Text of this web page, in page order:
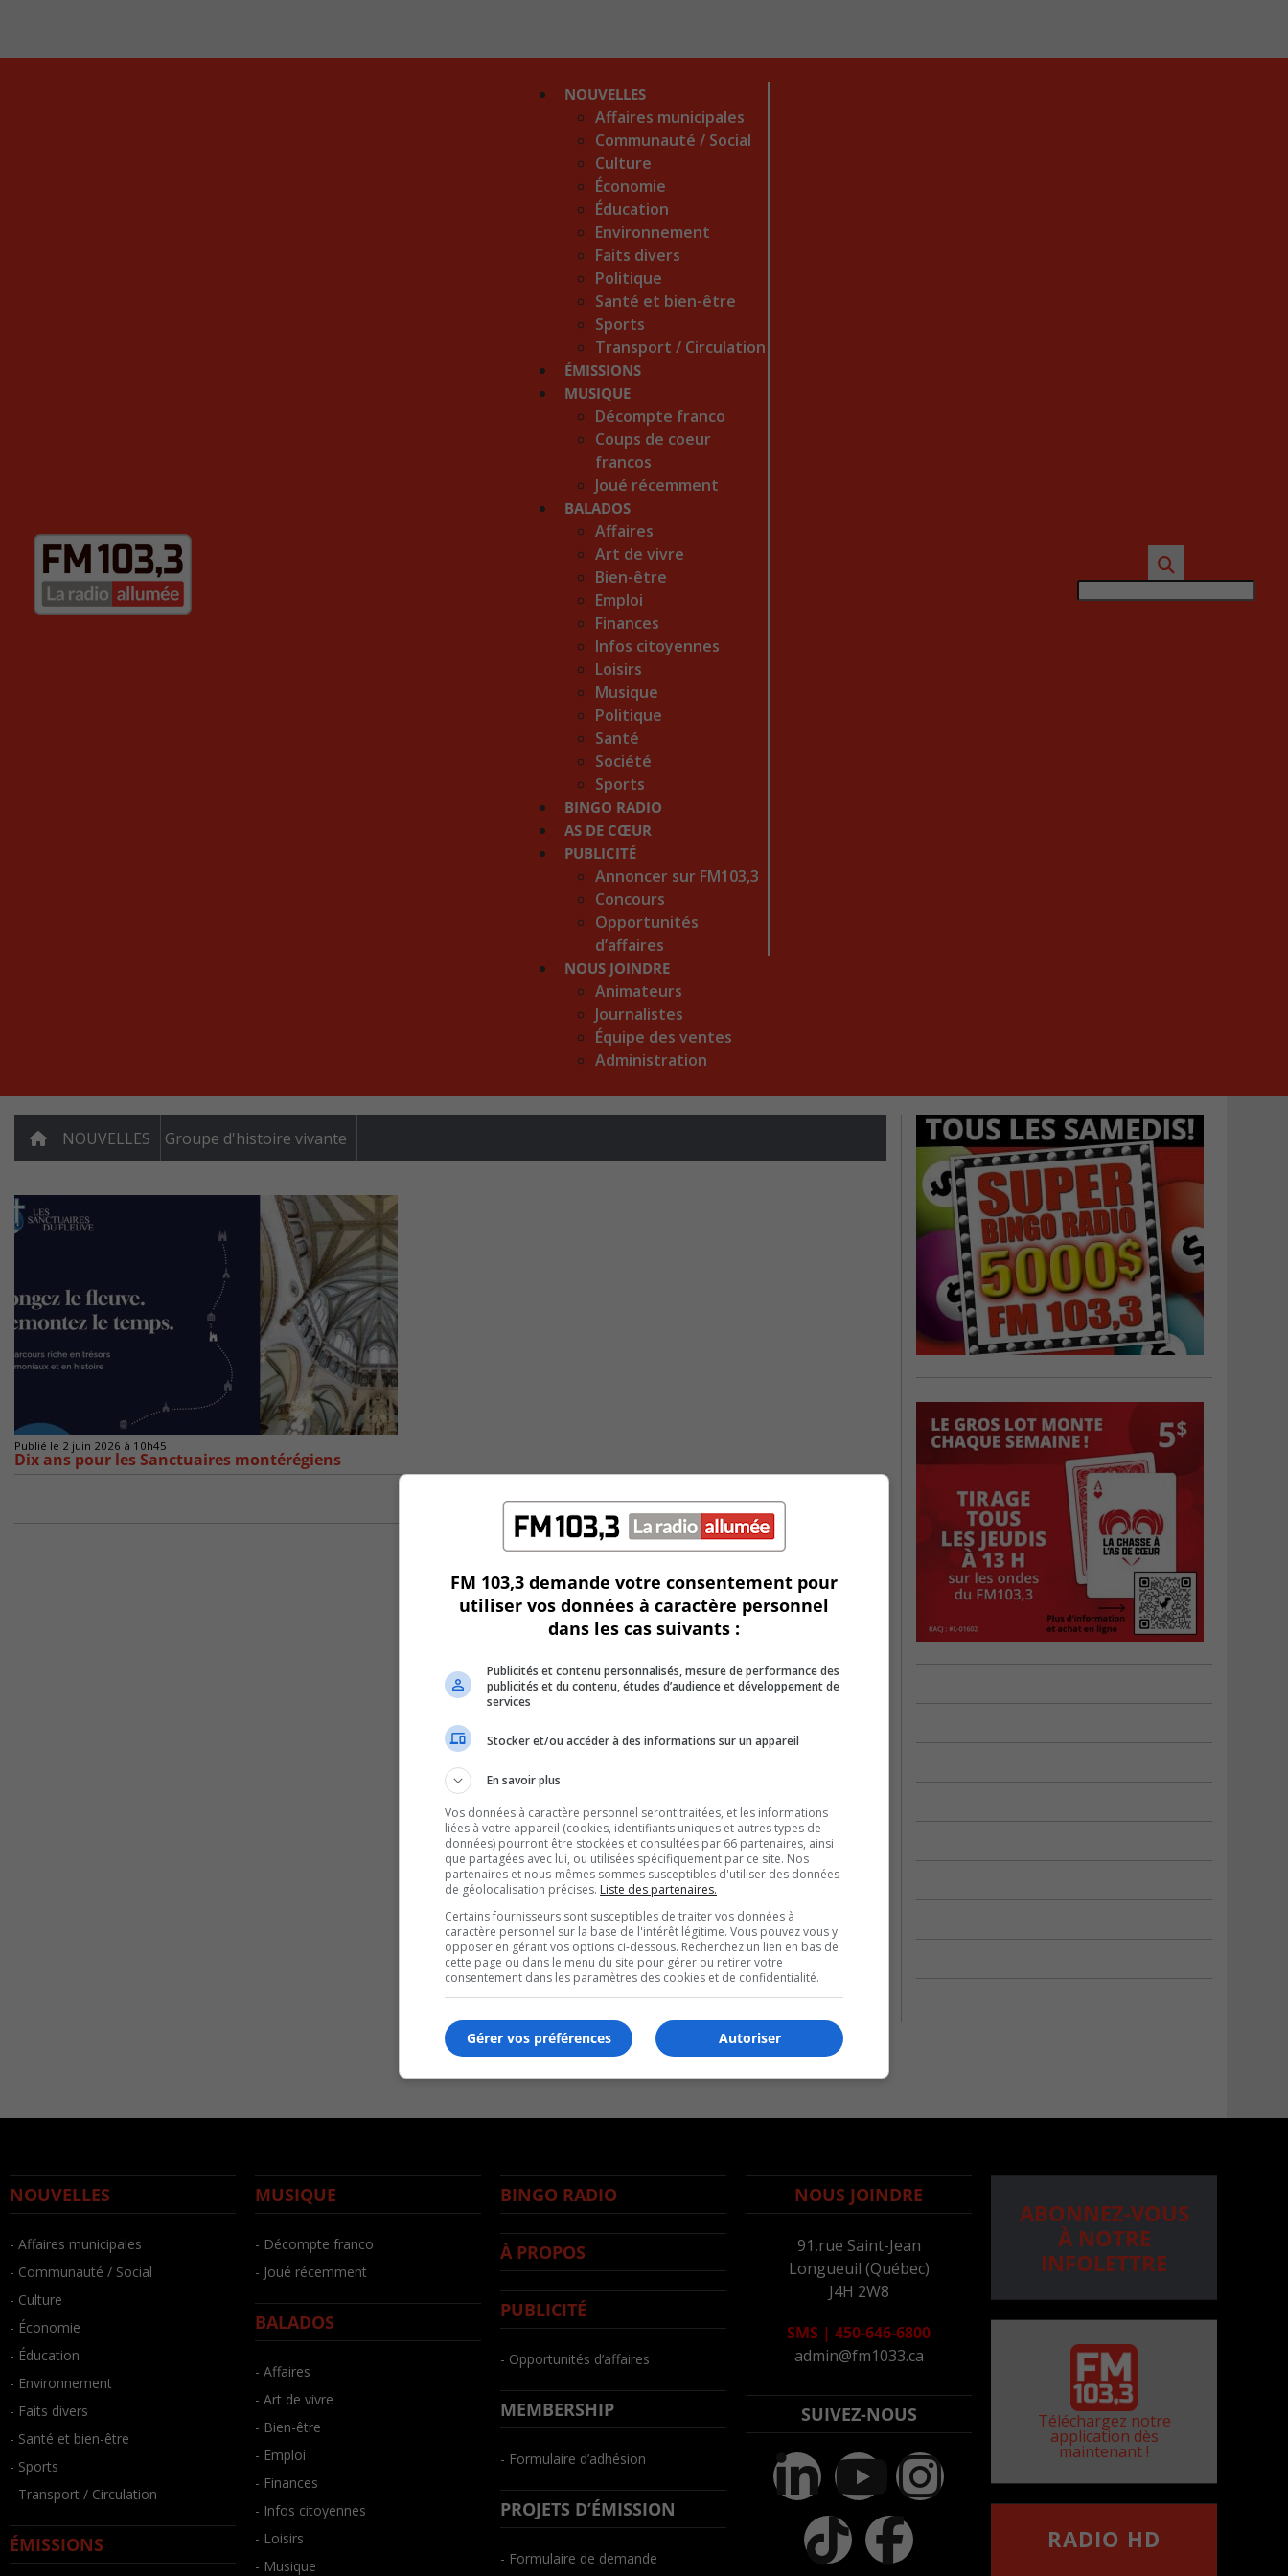
NOUVELLES
Affaires municipales
Communauté / Social
Culture
Économie
Éducation
Environnement
Faits divers
Politique
Santé et bien-être
Sports
Transport / Circulation
ÉMISSIONS
MUSIQUE
Décompte franco
Coups de coeur
francos
Joué récemment
BALADOS
Affaires
Art de vivre
Bien-être
Emploi
Finances
Infos citoyennes
Loisirs
Musique
Politique
Santé
Société
Sports
BINGO RADIO
AS DE CŒUR
PUBLICITÉ
Annoncer sur FM103,3
Concours
Opportunités
d’affaires
NOUS JOINDRE
Animateurs
Journalistes
Équipe des ventes
Administration
NOUVELLES Groupe d'histoire vivante
Publié le 2 juin 2026 à 10h45
Dix ans pour les Sanctuaires montérégiens
NOUVELLES
- Affaires municipales
- Communauté / Social
- Culture
- Économie
- Éducation
- Environnement
- Faits divers
- Santé et bien-être
- Sports
- Transport / Circulation
ÉMISSIONS
MUSIQUE
- Décompte franco
- Joué récemment
BALADOS
- Affaires
- Art de vivre
- Bien-être
- Emploi
- Finances
- Infos citoyennes
- Loisirs
- Musique
BINGO RADIO
À PROPOS
PUBLICITÉ
- Opportunités d’affaires
MEMBERSHIP
- Formulaire d’adhésion
PROJETS D’ÉMISSION
- Formulaire de demande
NOUS JOINDRE
91,rue Saint-Jean
Longueuil (Québec)
J4H 2W8
SMS | 450-646-6800
admin@fm1033.ca
SUIVEZ-NOUS
ABONNEZ-VOUS
À NOTRE
INFOLETTRE
Téléchargez notre
application dès
maintenant !
RADIO HD
FM 103,3 demande votre consentement pour
utiliser vos données à caractère personnel
dans les cas suivants :
Publicités et contenu personnalisés, mesure de performance des
publicités et du contenu, études d’audience et développement de
services
Stocker et/ou accéder à des informations sur un appareil
En savoir plus
Vos données à caractère personnel seront traitées, et les informations
liées à votre appareil (cookies, identifiants uniques et autres types de
données) pourront être stockées et consultées par 66 partenaires, ainsi
que partagées avec lui, ou utilisées spécifiquement par ce site. Nos
partenaires et nous-mêmes sommes susceptibles d'utiliser des données
de géolocalisation précises. Liste des partenaires.
Certains fournisseurs sont susceptibles de traiter vos données à
caractère personnel sur la base de l'intérêt légitime. Vous pouvez vous y
opposer en gérant vos options ci-dessous. Recherchez un lien en bas de
cette page ou dans le menu du site pour gérer ou retirer votre
consentement dans les paramètres des cookies et de confidentialité.
Autoriser
Gérer vos préférences